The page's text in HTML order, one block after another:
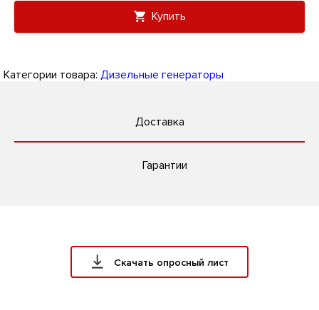
Купить
Категории товара: Дизельные генераторы
Доставка
Гарантии
Скачать опросный лист